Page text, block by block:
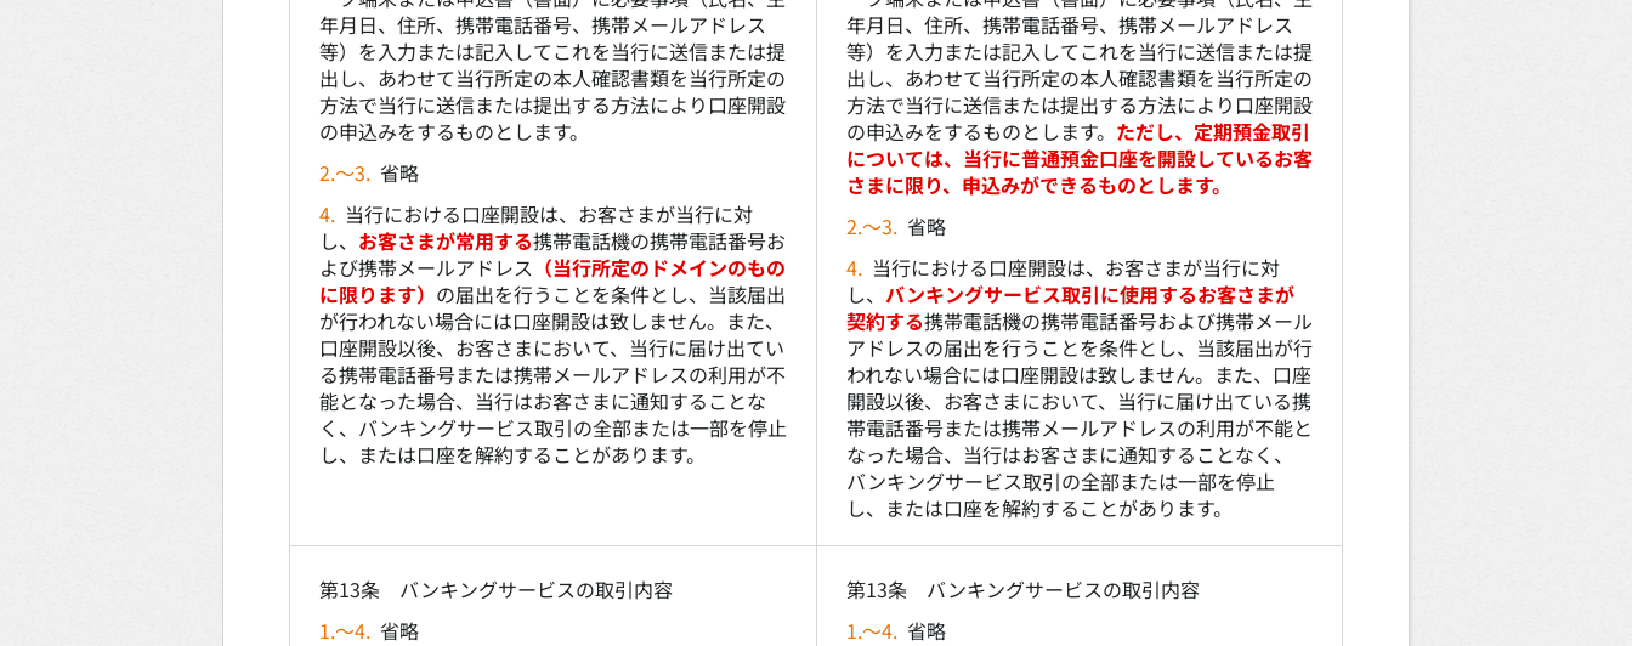
年月日、住所、携帯電話番号、携帯メールアドレス
等）を入力または記入してこれを当行に送信または提
出し、あわせて当行所定の本人確認書類を当行所定の
方法で当行に送信または提出する方法により口座開設
の申込みをするものとします。
2.～3. 省略
4. 当行における口座開設は、お客さまが当行に対
し、 お客さまが常用する携帯電話機の携帯電話番号お
よび携帯メールアドレス （当行所定のドメインのもの
に限ります） の届出を行うことを条件とし、当該届出
が行われない場合には口座開設は致しません。また、
口座開設以後、お客さまにおいて、当行に届け出てい
る携帯電話番号または携帯メールアドレスの利用が不
能となった場合、当行はお客さまに通知することな
く、バンキングサービス取引の全部または一部を停止
し、または口座を解約することがあります。
年月日、住所、携帯電話番号、携帯メールアドレス
等）を入力または記入してこれを当行に送信または提
出し、あわせて当行所定の本人確認書類を当行所定の
方法で当行に送信または提出する方法により口座開設
の申込みをするものとします。 ただし、定期預金取引
については、当行に普通預金口座を開設しているお客
さまに限り、申込みができるものとします。
2.～3. 省略
4. 当行における口座開設は、お客さまが当行に対
し、 バンキングサービス取引に使用するお客さまが
契約する携帯電話機の携帯電話番号および携帯メール
アドレスの届出を行うことを条件とし、当該届出が行
われない場合には口座開設は致しません。また、口座
開設以後、お客さまにおいて、当行に届け出ている携
帯電話番号または携帯メールアドレスの利用が不能と
なった場合、当行はお客さまに通知することなく、
バンキングサービス取引の全部または一部を停止
し、または口座を解約することがあります。
第13条 バンキングサービスの取引内容
1.～4. 省略
第13条 バンキングサービスの取引内容
1.～4. 省略